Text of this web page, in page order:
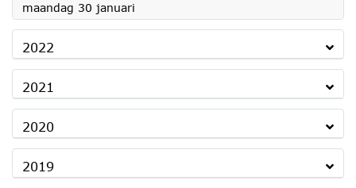
maandag 30 januari
2022
2021
2020
2019